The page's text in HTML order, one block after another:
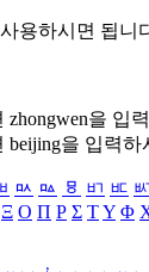
용하시면 됩니
zhongwen을 입
beijing을 입력하
ㅯ ㅰ ㅱ ㅲ ㅳ
Ξ Ο Π Ρ Σ ΤΥ Φ